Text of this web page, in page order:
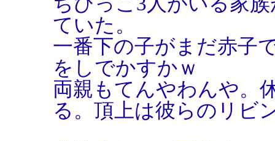
ていた。
一番下の子がまだ赤子
をしでかすかｗ
両親もてんやわんや。
る。頂上は彼らのリビ